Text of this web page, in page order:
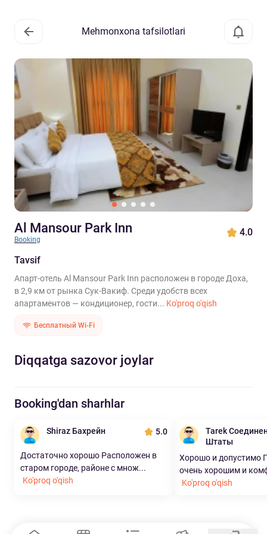
Mehmonxona tafsilotlari
Al Mansour Park Inn
Booking
4.0
Tavsif
Апарт-отель Al Mansour Park Inn расположен в городе Доха,
в 2,9 км от рынка Сук-Вакиф. Среди удобств всех
апартаментов — кондиционер, гости... Ko'proq o'qish
Бесплатный Wi-Fi
Diqqatga sazovor joylar
Booking'dan sharhlar
Shiraz Бахрейн 5.0
Достаточно хорошо Расположен в
старом городе, районе с множ...
Ko'proq o'qish
Tarek
Штаты
Хорошо и допустимо
очень хорошим и
Ko'proq o'qish